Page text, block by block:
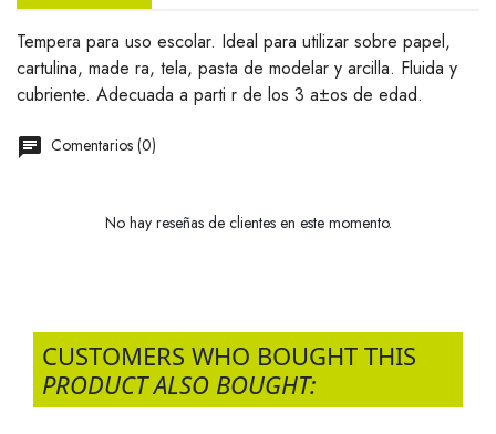
Tempera para uso escolar. Ideal para utilizar sobre papel,
cartulina, made ra, tela, pasta de modelar y arcilla. Fluida y
cubriente. Adecuada a parti r de los 3 a±os de edad.
Comentarios (0)
No hay reseñas de clientes en este momento.
CUSTOMERS WHO BOUGHT THIS
PRODUCT ALSO BOUGHT: